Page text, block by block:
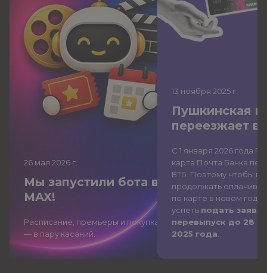
26 мая 2026 г.
Мы запустили бота в
MAX!
Расписание, премьеры и покупка
— в пару касаний.
13 ноября 2025 г.
Пушкинская
переезжает в
С 1 января 2026 года
карта Почта Банка
ВТБ . Поэтому чтобы
продолжать
по карте в новом
успеть подать
перевыпуск до 28
2025 года